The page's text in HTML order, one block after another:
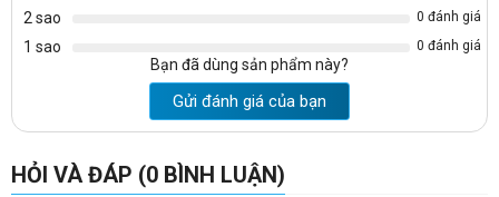
2 sao 0 đánh giá
1 sao 0 đánh giá
Bạn đã dùng sản phẩm này?
Gửi đánh giá của bạn
HỎI VÀ ĐÁP (0 BÌNH LUẬN)